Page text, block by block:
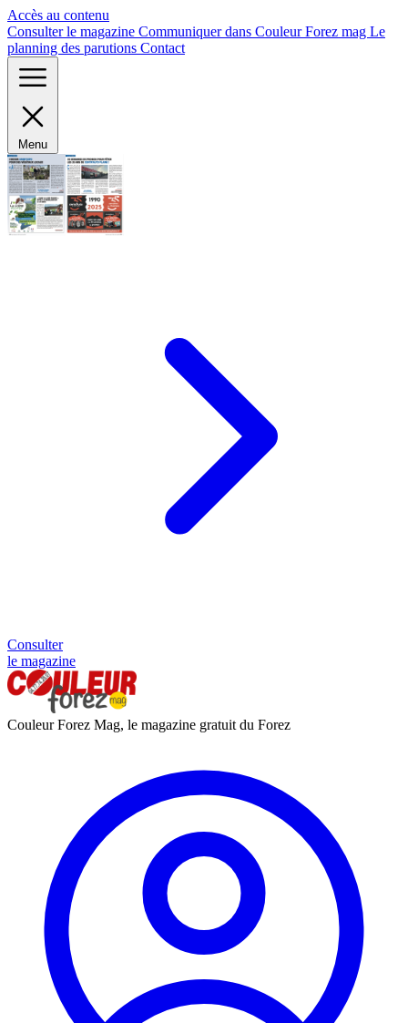
Accès au contenu
Consulter le magazine Communiquer dans Couleur Forez mag Le
planning des parutions Contact
Menu
Consulter
le magazine
Couleur Forez Mag, le magazine gratuit du Forez
Panneau de gestion des cookies